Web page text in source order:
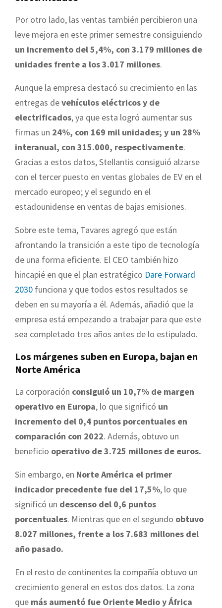
Por otro lado, las ventas también percibieron una
leve mejora en este primer semestre consiguiendo
un incremento del 5,4%, con 3.179 millones de
unidades frente a los 3.017 millones.
Aunque la empresa destacó su crecimiento en las
entregas devehículos eléctricos y de
electrificados, ya que esta logró aumentar sus
firmas un 24%, con 169 mil unidades; y un 28%
interanual, con 315.000, respectivamente.
Gracias a estos datos, Stellantis consiguió alzarse
con el tercer puesto en ventas globales de EV en el
mercado europeo; y el segundo en el
estadounidense en ventas de bajas emisiones.
Sobre este tema, Tavares agregó que están
afrontando la transición a este tipo de tecnología
de una forma eficiente. El CEO también hizo
hincapié en que el plan estratégico Dare Forward
2030 funciona y que todos estos resultados se
deben en su mayoría a él. Además, añadió que la
empresa está empezando a trabajar para que este
sea completado tres años antes de lo estipulado.
Los márgenes suben en Europa, bajan en
Norte América
La corporación consiguió un 10,7% de margen
operativo en Europa, lo que significó un
incremento del 0,4 puntos porcentuales en
comparación con 2022. Además, obtuvo un
beneficio operativo de 3.725 millones de euros.
Sin embargo, en Norte América el primer
indicador precedente fue del 17,5%, lo que
significó un descenso del 0,6 puntos
porcentuales. Mientras que en el segundo obtuvo
8.027 millones, frente a los 7.683 millones del
año pasado.
En el resto de continentes la compañía obtuvo un
crecimiento general en estos dos datos. La zona
que más aumentó fue Oriente Medio y África